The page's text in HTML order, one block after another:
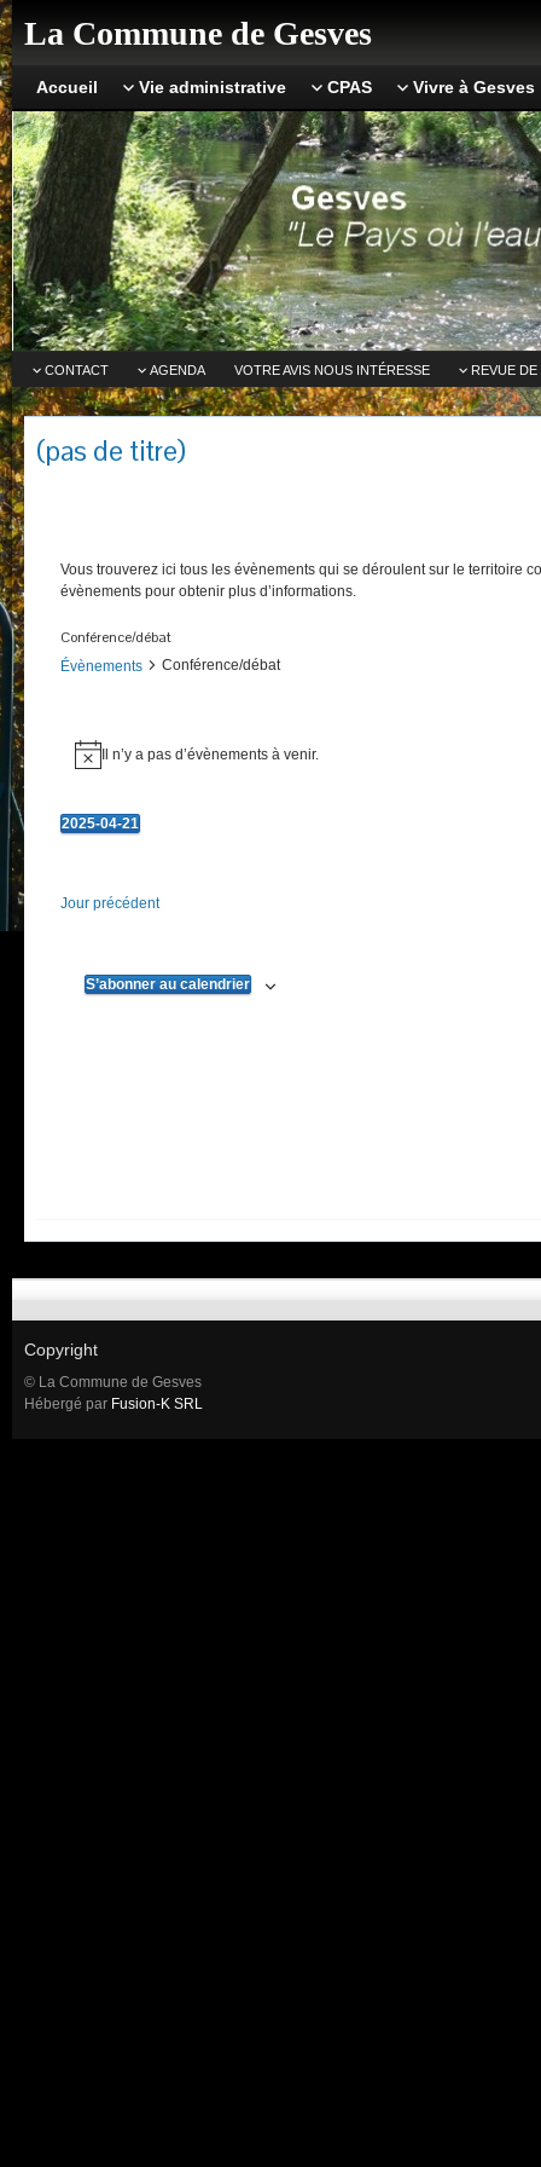
La Commune de Gesves
Accueil Vie administrative CPAS Vivre à Gesves
CONTACT AGENDA VOTRE AVIS NOUS INTÉRESSE REVUE DE
(pas de titre)
Vous trouverez ici tous les évènements qui se déroulent sur le territoire
évènements pour obtenir plus d’informations.
Conférence/débat
Évènements Conférence/débat
Évènements
21
Notice
Il n’y a pas d’évènements à venir.
2025-04-21
Jour précédent
S’abonner au calendrier
Copyright
© La Commune de Gesves
Hébergé par Fusion-K SRL